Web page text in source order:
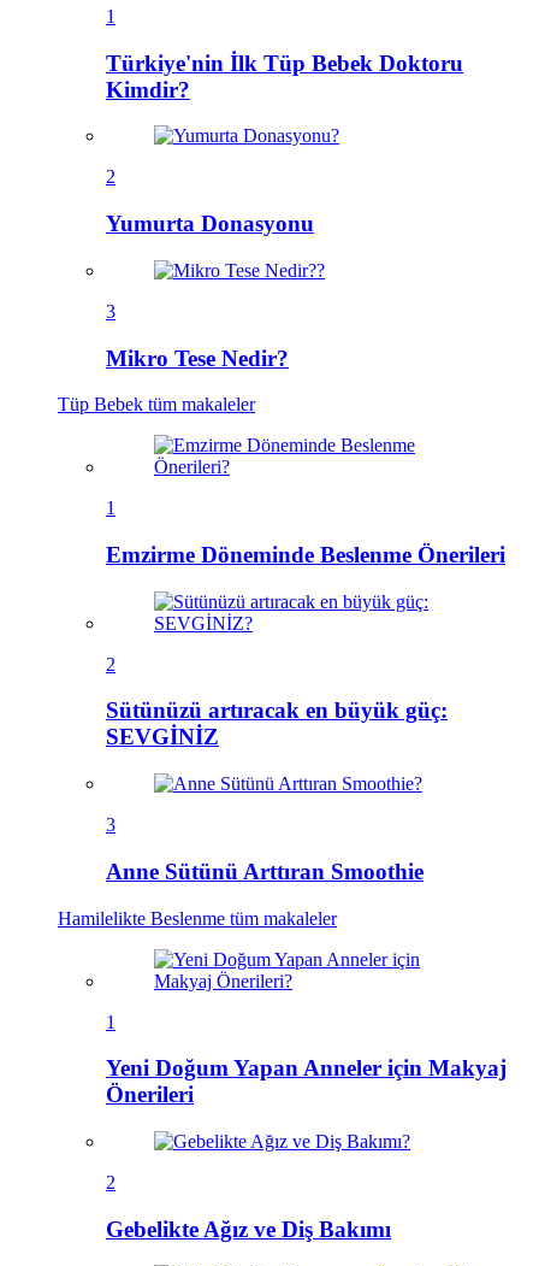
1
Türkiye'nin İlk Tüp Bebek Doktoru
Kimdir?
2
Yumurta Donasyonu
3
Mikro Tese Nedir?
Tüp Bebek tüm makaleler
1
Emzirme Döneminde Beslenme Önerileri
2
Sütünüzü artıracak en büyük güç:
SEVGİNİZ
3
Anne Sütünü Arttıran Smoothie
Hamilelikte Beslenme tüm makaleler
1
Yeni Doğum Yapan Anneler için Makyaj
Önerileri
2
Gebelikte Ağız ve Diş Bakımı